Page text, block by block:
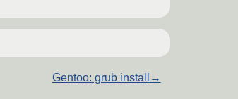
Gentoo: grub install →